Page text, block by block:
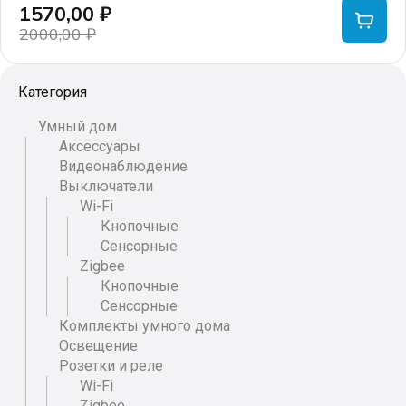
Категория
Умный дом
Аксессуары
Видеонаблюдение
Выключатели
Wi-Fi
Кнопочные
Сенсорные
Zigbee
Кнопочные
Сенсорные
Комплекты умного дома
Освещение
Розетки и реле
Wi-Fi
2000,00₽
составляла
1570,00 ₽
1570,00 ₽.